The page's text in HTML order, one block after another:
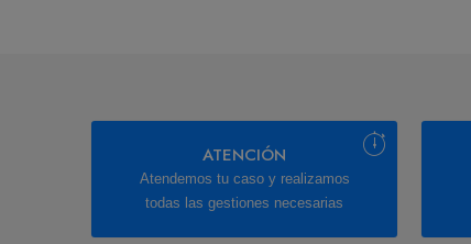
ATENCIÓN
Atendemos tu caso y realizamos
todas las gestiones necesarias